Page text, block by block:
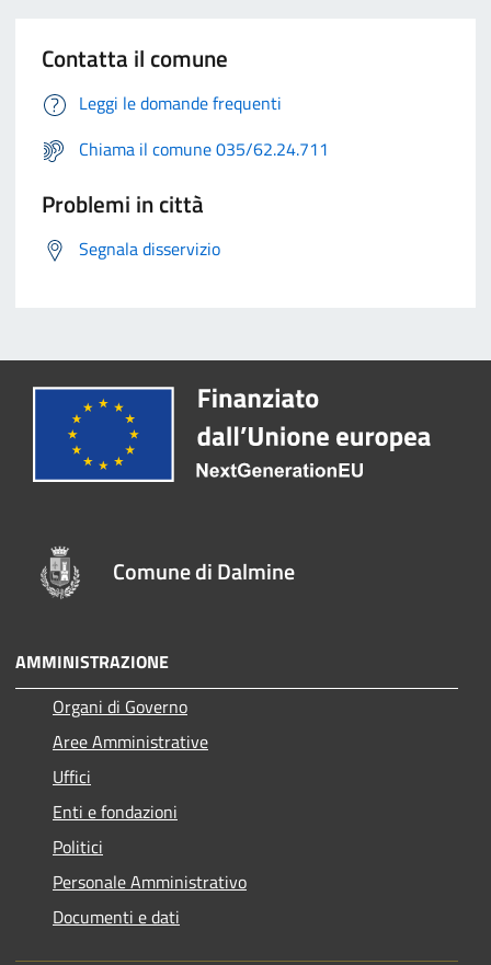
Contatta il comune
Leggi le domande frequenti
Chiama il comune 035/62.24.711
Problemi in città
Segnala disservizio
Comune di Dalmine
AMMINISTRAZIONE
Organi di Governo
Aree Amministrative
Uffici
Enti e fondazioni
Politici
Personale Amministrativo
Documenti e dati